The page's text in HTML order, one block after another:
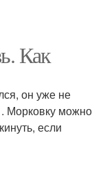
Как
он уже не
Морковку можно
если